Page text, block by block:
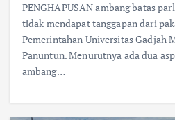
PENGHAPUSAN ambang batas
tidak mendapat tanggapan dari
Pemerintahan Universitas Gadjah
Panuntun. Menurutnya ada dua
ambang…